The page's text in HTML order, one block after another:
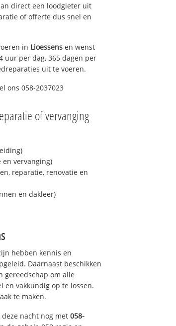
direct een loodgieter uit
of offerte dus snel en
in Lioessens en wenst
uur per dag, 365 dagen per
uit te voeren.
ons 058-2037023
of vervanging
en vervanging)
reparatie, renovatie en
en dakleer)
hebben kennis en
Daarnaast beschikken
gereedschap om alle
en vakkundig op te lossen.
te maken.
nacht nog met 058-